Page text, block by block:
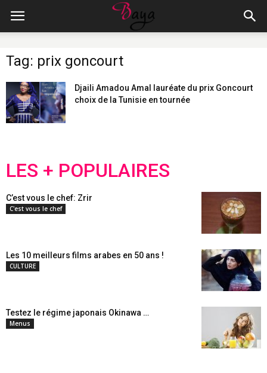
Tag: prix goncourt
Djaili Amadou Amal lauréate du prix Goncourt
choix de la Tunisie en tournée
LES + POPULAIRES
C’est vous le chef: Zrir
C'est vous le chef
Les 10 meilleurs films arabes en 50 ans !
CULTURE
Testez le régime japonais Okinawa …
Menus